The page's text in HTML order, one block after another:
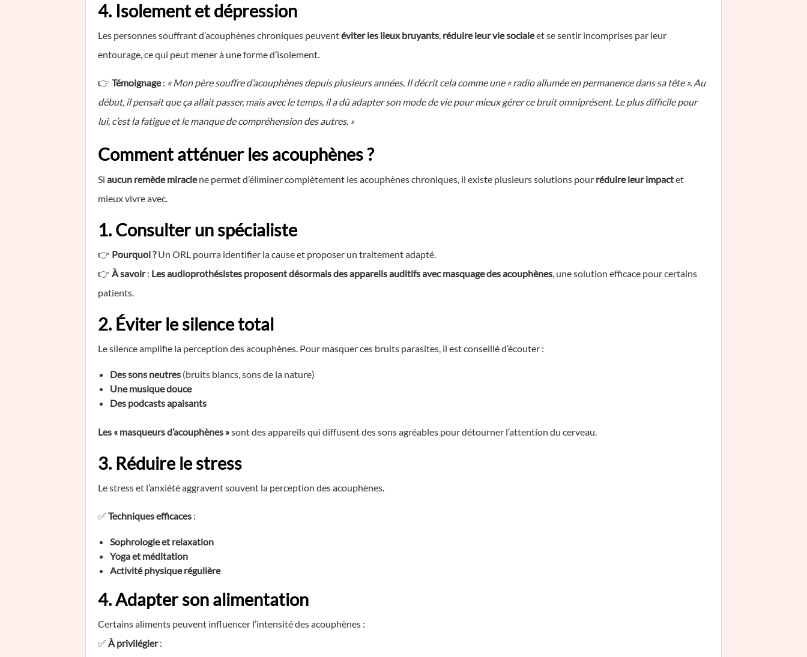
4. Isolement et dépression
Les personnes souffrant d’acouphènes chroniques peuventéviter les lieux bruyants, réduire leur vie socialeet se sentir incomprises par leur
entourage, ce qui peut mener à une forme d’isolement.
👉 Témoignage: « Mon père souffre d’acouphènes depuis plusieurs années. Il décrit cela comme une « radio allumée en permanence dans sa tête ». Au
début, il pensait que ça allait passer, mais avec le temps, il a dû adapter son mode de vie pour mieux gérer ce bruit omniprésent. Le plus difficile pour
lui, c’est la fatigue et le manque de compréhension des autres. »
Comment atténuer les acouphènes ?
Si aucun remède miraclene permet d’éliminer complètement les acouphènes chroniques, il existe plusieurs solutions pour réduire leur impactet
mieux vivre avec.
1. Consulter un spécialiste
👉 Pourquoi ?Un ORL pourra identifier la cause et proposer un traitement adapté.
👉 À savoir: Les audioprothésistes proposent désormais des appareils auditifs avec masquage des acouphènes, une solution efficace pour certains
patients.
2. Éviter le silence total
Le silence amplifie la perception des acouphènes. Pour masquer ces bruits parasites, il est conseillé d’écouter :
Des sons neutres (bruits blancs, sons de la nature)
Une musique douce
Des podcasts apaisants
Les « masqueurs d’acouphènes »sont des appareils qui diffusent des sons agréables pour détourner l’attention du cerveau.
3. Réduire le stress
Le stress et l’anxiété aggravent souvent la perception des acouphènes.
✅ Techniques efficaces :
Sophrologie et relaxation
Yoga et méditation
Activité physique régulière
4. Adapter son alimentation
Certains aliments peuvent influencer l’intensité des acouphènes :
✅ À privilégier: